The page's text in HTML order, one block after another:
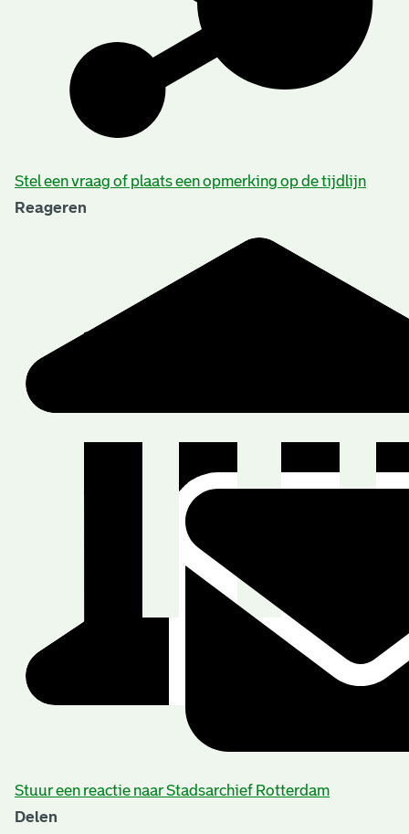
Stel een vraag of plaats een opmerking op de tijdlijn
Reageren
Stuur een reactie naar Stadsarchief Rotterdam
Delen